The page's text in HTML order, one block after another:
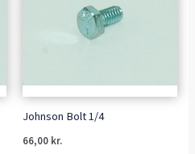
Johnson Bolt 1/4
66,00 kr.